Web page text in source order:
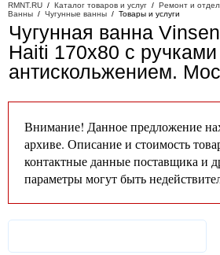
RMNT.RU / Каталог товаров и услуг / Ремонт и
Ванны / Чугунные ванны / Товары и услуги
Чугунная ванна
Haiti 170х80 с
антискольжением.
Внимание! Данное предложение
архиве. Описание и стоимость
контактные данные поставщика и
параметры могут быть